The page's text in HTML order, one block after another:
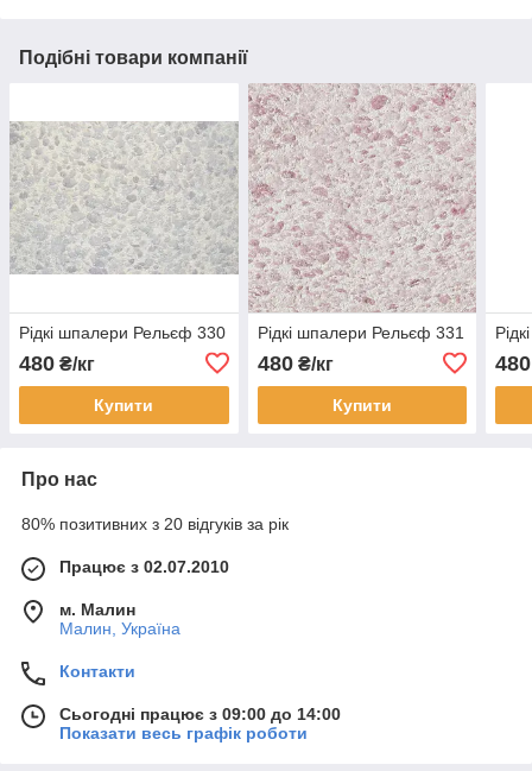
Подібні товари компанії
Рідкі шпалери Рельєф 330
480 ₴/кг
Купити
Рідкі шпалери Рельєф 331
480₴/кг
Купити
480
Про нас
80% позитивних з 20 відгуків за рік
Працює з 02.07.2010
м. Малин
Малин, Україна
Контакти
Сьогодні працює з 09:00 до 14:00
Показати весь графік роботи